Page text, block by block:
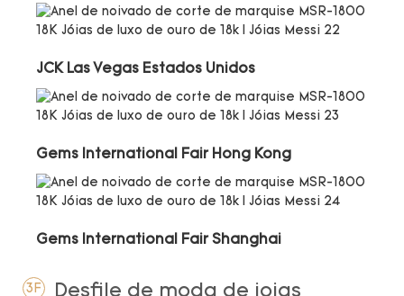
JCK Las Vegas Estados Unidos
Gems International Fair Hong Kong
Gems International Fair Shanghai
3F Desfile de moda de joias